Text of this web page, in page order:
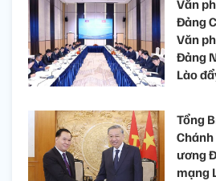
Văn
Đảng
Văn
Đảng
Lào
Tổng
ương
mạng